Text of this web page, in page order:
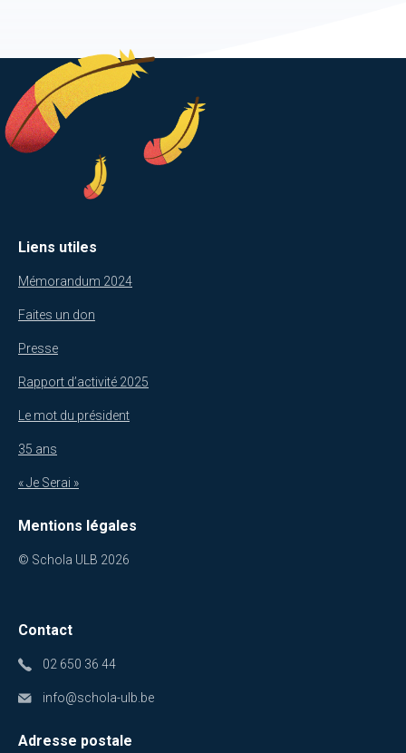
DEVENIR TUTEUR
Liens utiles
Mémorandum 2024
Faites un don
Presse
Rapport d’activité 2025
Le mot du président
35 ans
« Je Serai »
Mentions légales
© Schola ULB 2026
Contact
02 650 36 44
info@schola-ulb.be
Adresse postale